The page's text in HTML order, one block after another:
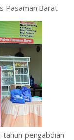
Pasaman Barat
pengabdian